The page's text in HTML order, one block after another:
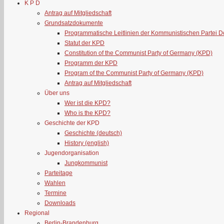
K P D
Antrag auf Mitgliedschaft
Grundsatzdokumente
Programmatische Leitlinien der Kommunistischen Partei
Statut der KPD
Constitution of the Communist Party of Germany (KPD)
Programm der KPD
Program of the Communist Party of Germany (KPD)
Antrag auf Mitgliedschaft
Über uns
Wer ist die KPD?
Who is the KPD?
Geschichte der KPD
Geschichte (deutsch)
History (english)
Jugendorganisation
Jungkommunist
Parteitage
Wahlen
Termine
Downloads
Regional